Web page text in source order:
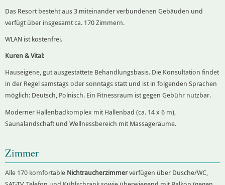
Das Resort besteht aus 3 miteinander verbundenen Gebäuden und
verfügt über insgesamt ca. 170 Zimmern.
WLAN ist kostenfrei.
Kuren & Vital:
Hauseigene, gut ausgestattete Behandlungsbasis. Die Konsultation findet
in der Regel samstags oder sonntags statt und ist in folgenden Sprachen
möglich: Deutsch, Polnisch. Ein Fitnessraum ist gegen Gebühr nutzbar.
Moderner Hallenbadkomplex mit Hallenbad (ca. 14 x 6 m),
Saunalandschaft und Wellnessbereich mit Massageräume.
Zimmer
Alle 170 komfortable Nichtraucherzimmerverfügen über Dusche/WC,